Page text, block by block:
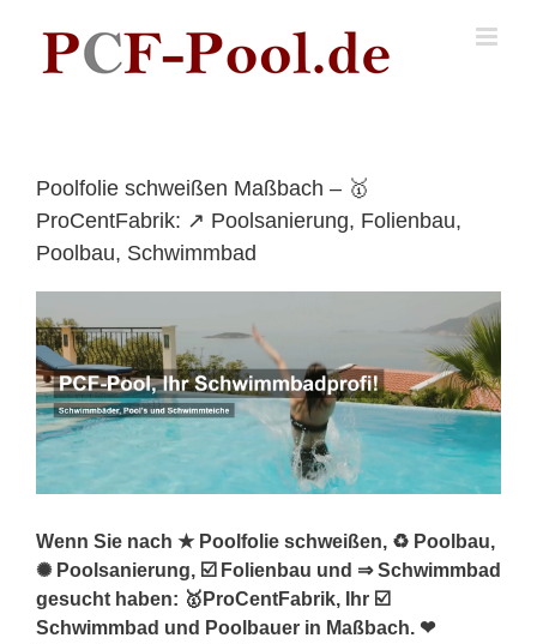
content
Poolfolie schweißen Maßbach – 🥇
ProCentFabrik: ↗️ Poolsanierung, Folienbau,
Poolbau, Schwimmbad
Wenn Sie nach ★ Poolfolie schweißen, ♻ Poolbau,
✺ Poolsanierung, ☑️ Folienbau und ⇒ Schwimmbad
gesucht haben: 🥇ProCentFabrik, Ihr ☑️
Schwimmbad und Poolbauer in Maßbach. ❤